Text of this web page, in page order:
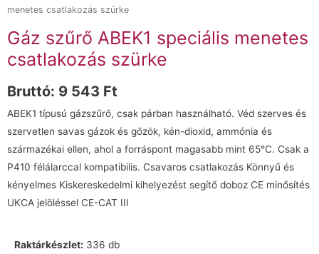
menetes csatlakozás szürke
Gáz szűrő ABEK1 speciális menetes
csatlakozás szürke
Bruttó: 9 543 Ft
ABEK1 típusú gázszűrő, csak párban használható. Véd szerves és
szervetlen savas gázok és gőzök, kén-dioxid, ammónia és
származékai ellen, ahol a forráspont magasabb mint 65°C. Csak a
P410 félálarccal kompatibilis. Csavaros csatlakozás Könnyű és
kényelmes Kiskereskedelmi kihelyezést segítő doboz CE minősítés
UKCA jelöléssel CE-CAT III
Raktárkészlet: 336 db